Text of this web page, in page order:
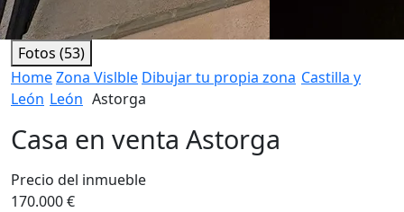
Fotos (53)
HomeZona Vislble Dibujar tu propia zona Castilla y
León León Astorga
Casa en venta Astorga
Precio del inmueble
170.000 €